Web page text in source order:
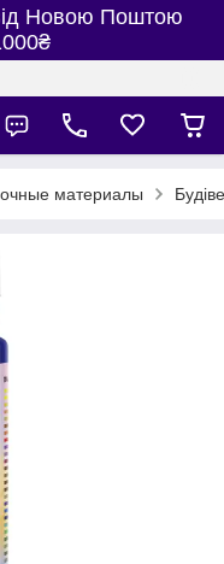
Новою Поштою
материалы